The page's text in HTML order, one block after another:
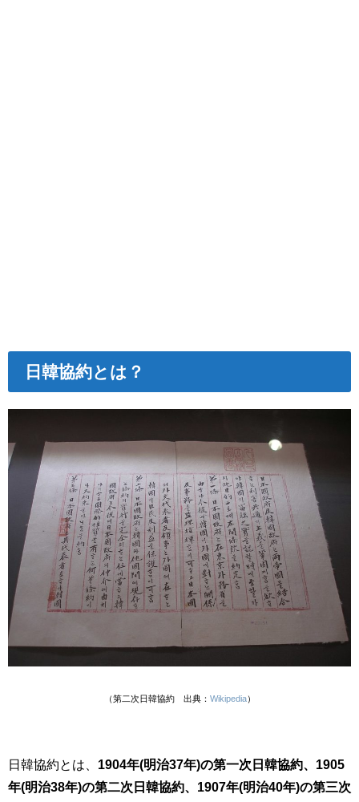
日韓協約とは？
（第二次日韓協約 出典： Wikipedia）
日韓協約とは、 1904年(明治37年)の第一次日韓協約 、1905
年(明治38年)の第二次日韓協約 、1907年(明治40年)の第三次